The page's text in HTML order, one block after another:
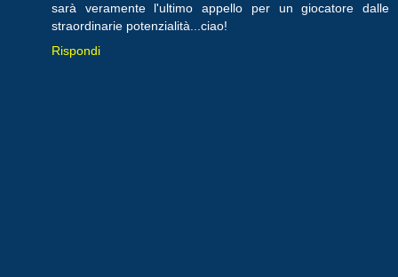
sarà veramente l'ultimo appello per un giocatore dalle
straordinarie potenzialità...ciao!
Rispondi